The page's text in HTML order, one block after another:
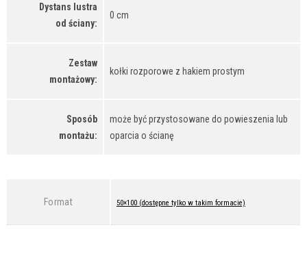
Dystans lustra
od ściany:
0 cm
Zestaw
montażowy:
kołki rozporowe z hakiem prostym
Sposób
montażu:
może być przystosowane do powieszenia lub
oparcia o ścianę
Format 50×100 (dostępne tylko w takim formacie)